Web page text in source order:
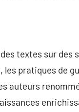
textes sur des
pratiques de
auteurs